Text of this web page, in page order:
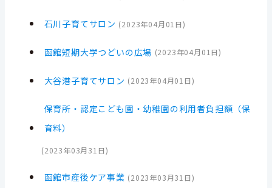
石川子育てサロン (2023年04月01日)
函館短期大学つどいの広場 (2023年04月01日)
大谷港子育てサロン (2023年04月01日)
保育所・認定こども園・幼稚園の利用者負担額（保
育料）
(2023年03月31日)
函館市産後ケア事業 (2023年03月31日)